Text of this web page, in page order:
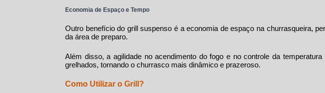
Economia de Espaço e Tempo
Outro benefício do grill suspenso é a economia de espaço na churrasqueira,
da área de preparo.
Além disso, a agilidade no acendimento do fogo e no controle da
grelhados, tornando o churrasco mais dinâmico e prazeroso.
Como Utilizar o Grill?